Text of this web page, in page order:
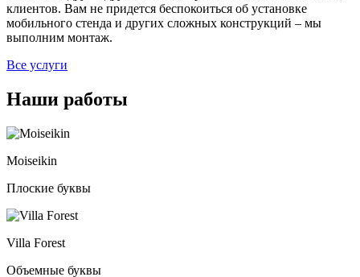
клиентов. Вам не придется беспокоиться об установке
мобильного стенда и других сложных конструкций – мы
выполним монтаж.
Все услуги
Наши работы
Moiseikin
Плоские буквы
Villa Forest
Объемные буквы